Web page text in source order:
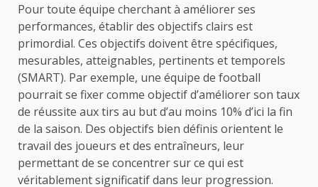
Pour toute équipe cherchant à améliorer ses
performances, établir des objectifs clairs est
primordial. Ces objectifs doivent être spécifiques,
mesurables, atteignables, pertinents et temporels
(SMART). Par exemple, une équipe de football
pourrait se fixer comme objectif d’améliorer son taux
de réussite aux tirs au but d’au moins 10% d’ici la fin
de la saison. Des objectifs bien définis orientent le
travail des joueurs et des entraîneurs, leur
permettant de se concentrer sur ce qui est
véritablement significatif dans leur progression.